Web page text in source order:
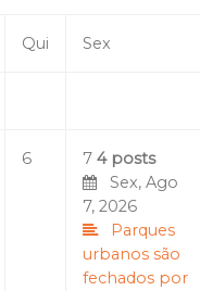
Qui Sex
6 7 4 posts
Sex, Ago
7, 2026
Parques
urbanos são
fechados por